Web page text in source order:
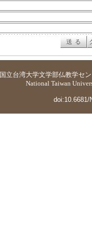
国立台湾大学文学部仏教学セ
National Taiwan
doi:10.6681/